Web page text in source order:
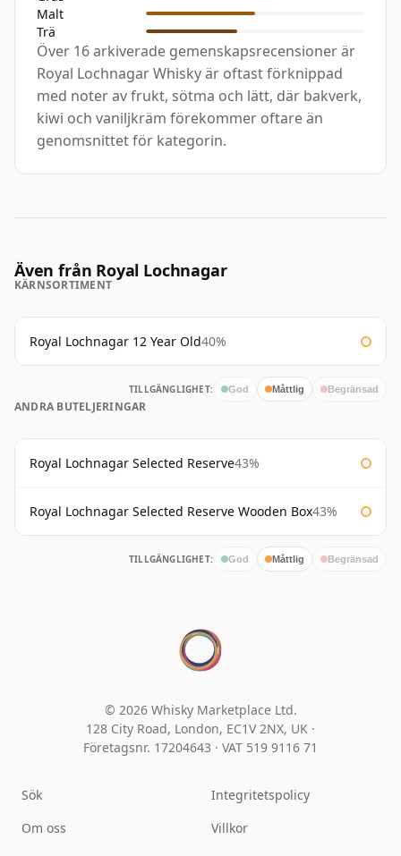
Malt
Trä
Över 16 arkiverade gemenskapsrecensioner är
Royal Lochnagar Whisky är oftast förknippad
med noter av frukt, sötma och lätt, där bakverk,
kiwi och vaniljkräm förekommer oftare än
genomsnittet för kategorin.
Även från Royal Lochnagar
KÄRNSORTIMENT
Royal Lochnagar 12 Year Old40%
TILLGÄNGLIGHET: God Måttlig Begränsad
ANDRA BUTELJERINGAR
Royal Lochnagar Selected Reserve43%
Royal Lochnagar Selected Reserve Wooden Box43%
TILLGÄNGLIGHET: God Måttlig Begränsad
© 2026 Whisky Marketplace Ltd.
128 City Road, London, EC1V 2NX, UK ·
Företagsnr. 17204643 · VAT 519 9116 71
Sök
Om oss
Integritetspolicy
Villkor